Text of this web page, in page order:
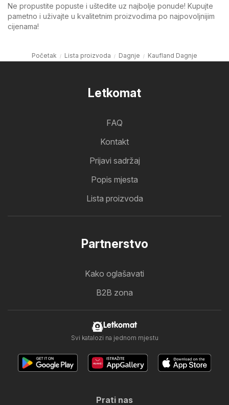
Ne propustite popuste i uštedite uz najbolje ponude! Kupujte
pametno i uživajte u kvalitetnim proizvodima po najpovoljnijim
cijenama!
Početak Lista proizvoda Dagnje Kaufland Dagnje
Letkomat
FAQ
Kontakt
Prijavi sadržaj
Popis mjesta
Lista proizvoda
Partnerstvo
Kako oglašavati
B2B zona
Letkomat
Svi katalozi na jednom mjestu
Prati nas